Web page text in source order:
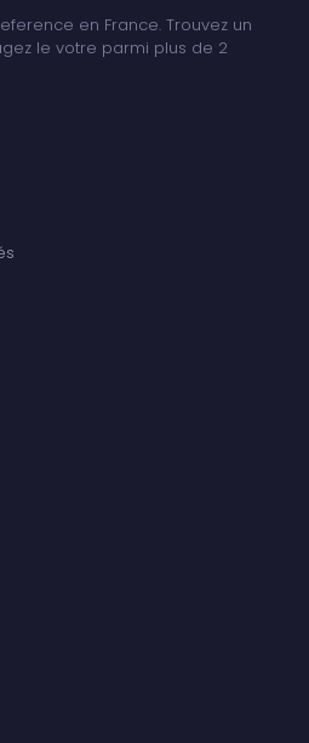
en France. Trouvez un
le votre parmi plus de 2